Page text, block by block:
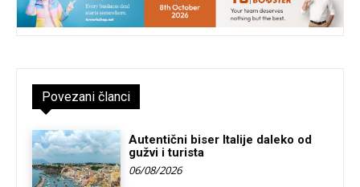
Povezani članci
Autentični biser Italije daleko od
gužvi i turista
06/08/2026